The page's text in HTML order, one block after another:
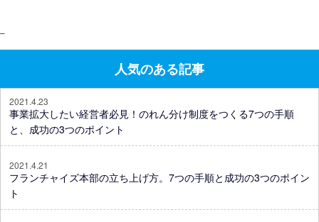
–
人気のある記事
2021.4.23
事業拡大したい経営者必見！のれん分け制度をつくる7つの手順
と、成功の3つのポイント
2021.4.21
フランチャイズ本部の立ち上げ方。7つの手順と成功の3つのポイン
ト